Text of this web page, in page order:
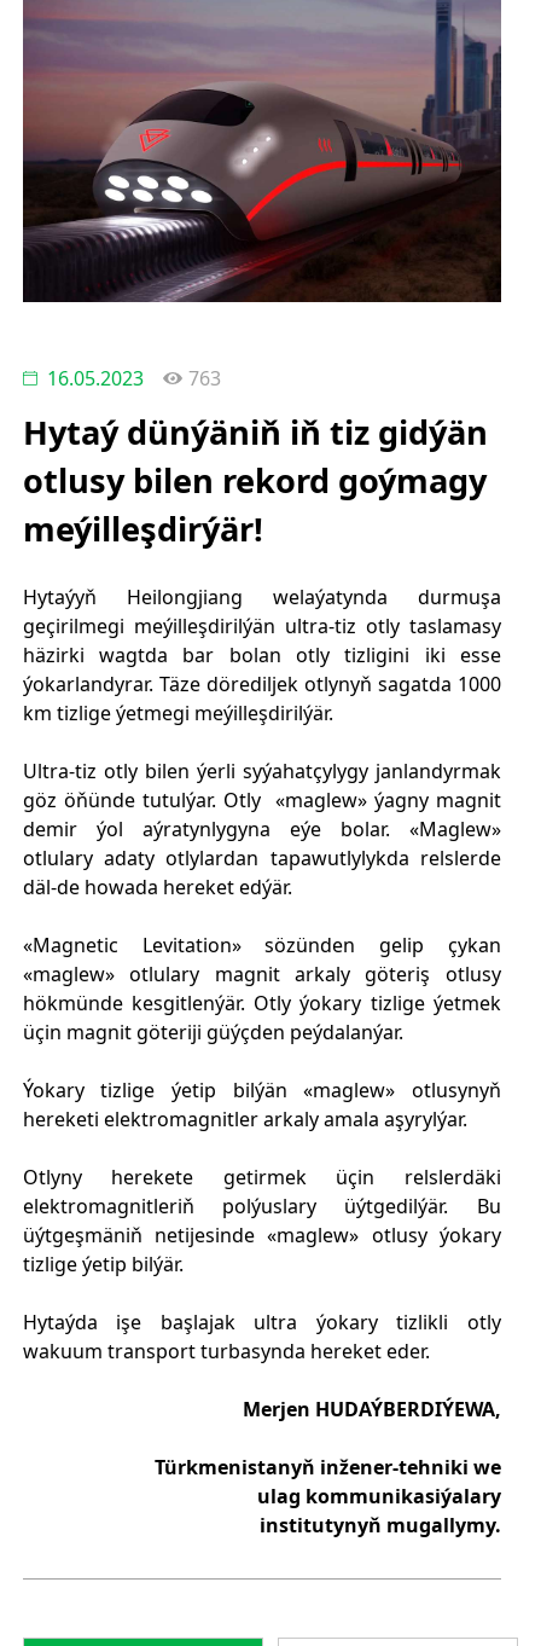
16.05.2023 763
Hytaý dünýäniň iň tiz gidýän
otlusy bilen rekord goýmagy
meýilleşdirýär!
Hytaýyň Heilongjiang welaýatynda durmuşa
geçirilmegi meýilleşdirilýän ultra-tiz otly taslamasy
häzirki wagtda bar bolan otly tizligini iki esse
ýokarlandyrar. Täze dörediljek otlynyň sagatda 1000
km tizlige ýetmegi meýilleşdirilýär.
Ultra-tiz otly bilen ýerli syýahatçylygy janlandyrmak
göz öňünde tutulýar. Otly «maglew» ýagny magnit
demir ýol aýratynlygyna eýe bolar. «Maglew»
otlulary adaty otlylardan tapawutlylykda relslerde
däl-de howada hereket edýär.
«Magnetic Levitation» sözünden gelip çykan
«maglew» otlulary magnit arkaly göteriş otlusy
hökmünde kesgitlenýär. Otly ýokary tizlige ýetmek
üçin magnit göteriji güýçden peýdalanýar.
Ýokary tizlige ýetip bilýän «maglew» otlusynyň
hereketi elektromagnitler arkaly amala aşyrylýar.
Otlyny herekete getirmek üçin relslerdäki
elektromagnitleriň polýuslary üýtgedilýär. Bu
üýtgeşmäniň netijesinde «maglew» otlusy ýokary
tizlige ýetip bilýär.
Hytaýda işe başlajak ultra ýokary tizlikli otly
wakuum transport turbasynda hereket eder.
Merjen HUDAÝBERDIÝEWA,
Türkmenistanyň inžener-tehniki we
ulag kommunikasiýalary
institutynyň mugallymy.